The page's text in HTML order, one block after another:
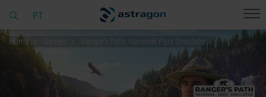
PT
Home Ranger's Path: National Park Simulator